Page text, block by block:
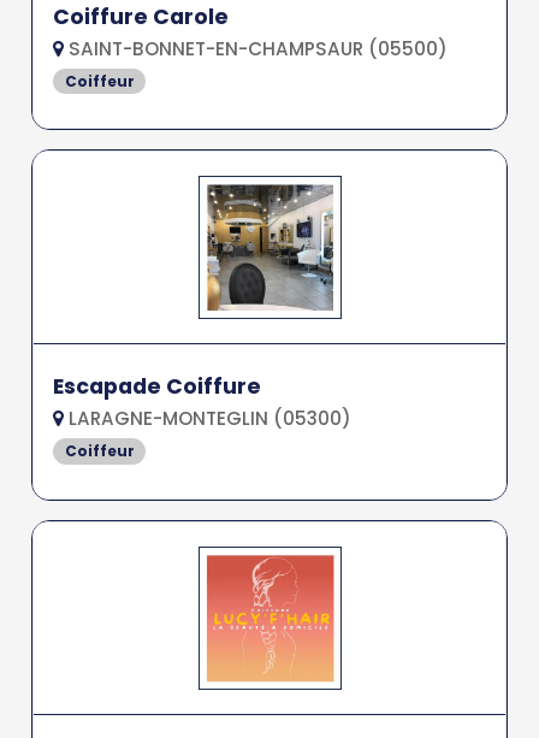
Coiffure Carole
SAINT-BONNET-EN-CHAMPSAUR (05500)
Coiffeur
Escapade Coiffure
LARAGNE-MONTEGLIN (05300)
Coiffeur